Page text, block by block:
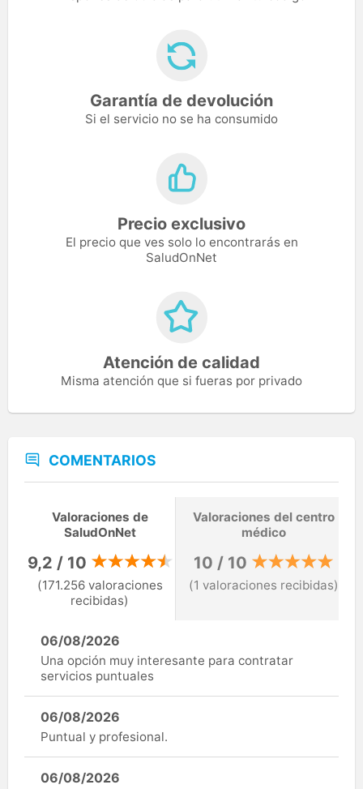
Garantía de devolución
Si el servicio no se ha consumido
Precio exclusivo
El precio que ves solo lo encontrarás en
SaludOnNet
Atención de calidad
Misma atención que si fueras por privado
COMENTARIOS
Valoraciones de
SaludOnNet
9,2 / 10
(171.256 valoraciones
recibidas)
Valoraciones del centro
médico
10 / 10
(1 valoraciones recibidas)
06/08/2026
Una opción muy interesante para contratar
servicios puntuales
06/08/2026
Puntual y profesional.
06/08/2026